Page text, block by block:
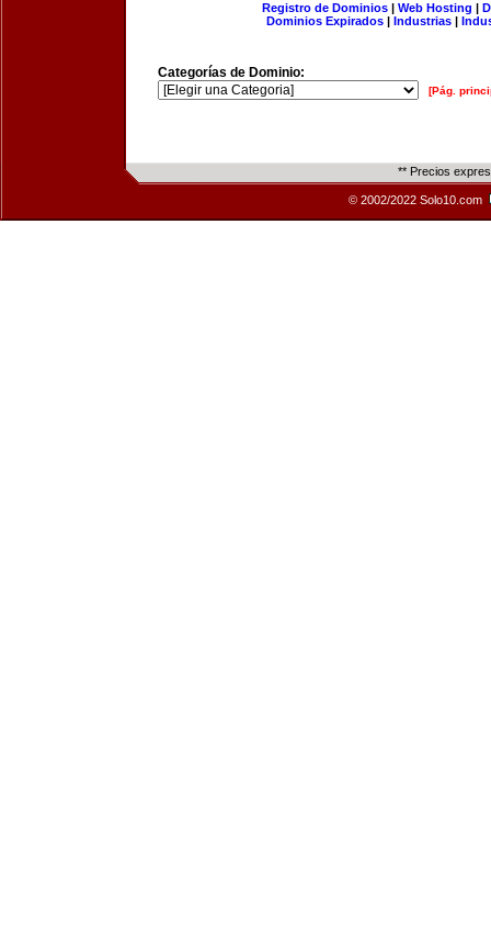
Registro de Dominios| Web Hosting |
Dominios Expirados | Industrias |
Categorías de Dominio:
[Pág.
** Precios
© 2002/2022 Solo10.com